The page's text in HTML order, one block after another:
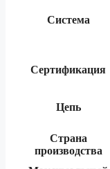
Система
Сертификация
Цепь
Страна
производства